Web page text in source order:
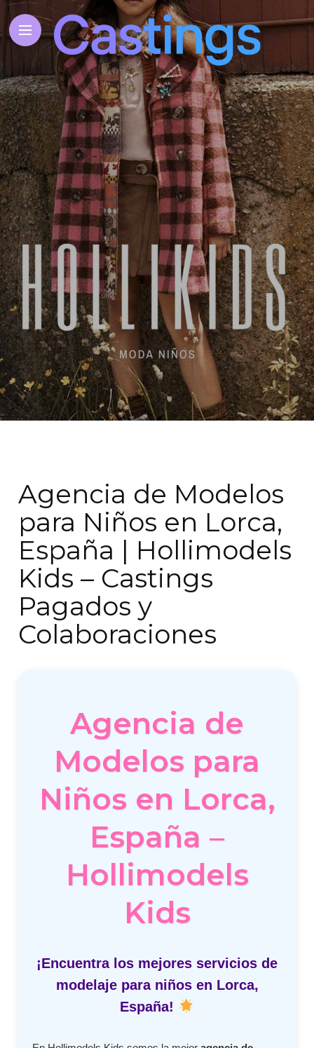
Agencia de Modelos
para Niños en Lorca,
España | Hollimodels
Kids – Castings
Pagados y
Colaboraciones
Agencia de
Modelos para
Niños en Lorca,
España –
Hollimodels
Kids
¡Encuentra los mejores servicios de
modelaje para niños en Lorca,
España!